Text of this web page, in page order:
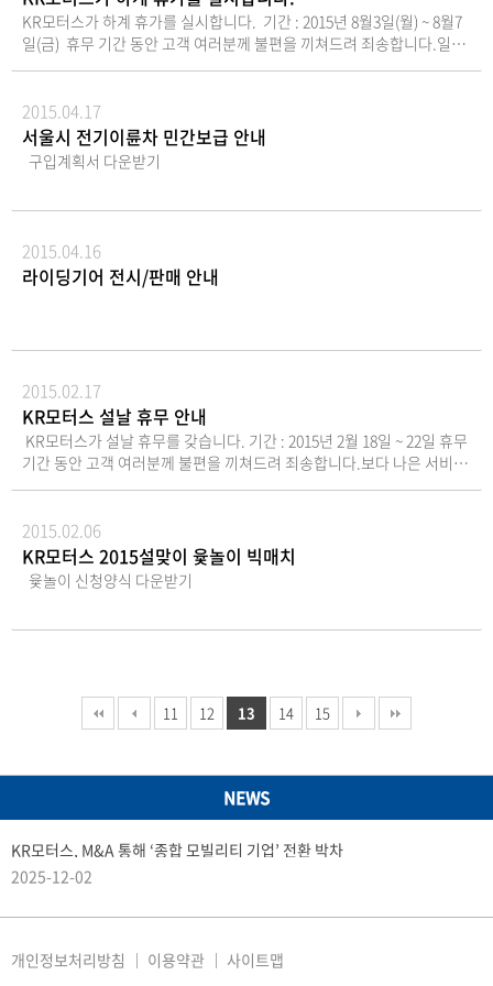
전자등록에 관한 법률 제65조에 따라 구주권제출공고
는 진행하지 않습니다. 2026년 6월 22일케이알모터스
비물-직접행사 : 신분증-대리행사 : 위임장(주주와 대
리인의 인적사항 기재, 인감날인, 주주의 인감증명서),
지급하지 않습니다. 2026년 6
월 4일 KR모터스 주식회사
대표이사 정 재 경 (직인생략)
주주총회에서는 한국예탁결제원이 주주님들의 의결
권을 행사할 수 없습니다. 따라서 주주님이 주주총회
수 있습니다.7. 전자투표에 관한 사항당사는 주주님께
서 주주총회에 직접 참석하지 않고도 의결권을 행사하
실 수 있도록 전자투표제도 (상법 제368조의4)를 활용
하고 있습니다.주주총회에 참석이 어려우신 주주님께
의결권을 행사하여 주시기 바랍니다.가. 전자투표 관
바일 주소 : https://evote.ksd.or.kr/m※ 관리업무
는 한국예탁결제원에 위탁하였습니다.나. 전자투표 행
용하여 전자투표관리시스템에서 주주 본인확인 후 의
민간인증서 (K-VOTE에서 사용가능한 인증서 한정)라.
수정동의안 처리: 주주총회에서 의안에 관하여 수정동
의가 제출되는 경우 기권으로 처리8. 주주총회 참석시
준비물-직접행사 : 신분증-대리행사 : 위임장(주주와
주님을 위한 주주총회 기념품은 회사경비 절감을 위하
여 지급하지 않습니다.
KR모터스가 하계 휴가를 실시합니다. 기간 : 2015년 8월3일(월) ~ 8월7
일(금) 휴무 기간 동안 고객 여러분께 불편을 끼쳐드려 죄송합니다.일반
문의는 고객센터로, 긴급한 서비스 문의는가까운 대리점 또는 파트너샵
니다.
2015.04.17
서울시 전기이륜차 민간보급 안내
구입계획서 다운받기
2015.04.16
라이딩기어 전시/판매 안내
2015.02.17
KR모터스 설날 휴무 안내
KR모터스가 설날 휴무를 갖습니다. 기간 : 2015년 2월 18일 ~ 22일 휴무
기간 동안 고객 여러분께 불편을 끼쳐드려 죄송합니다.보다 나은 서비스
로 보답하도록 하겠습니다.2015년 을미년 새해에도 건강과 행복, 행운이
2015.02.06
KR모터스 2015설맞이 윷놀이 빅매치
윷놀이 신청양식 다운받기
11 12 13 14 15
NEWS
KR모터스, M&A 통해 ‘종합 모빌리티 기업’ 전환 박차
2025-12-02
개인정보처리방침 이용약관 사이트맵